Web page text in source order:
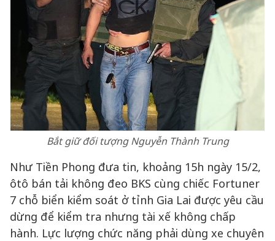
Bắt giữ đối tượng Nguyễn Thành Trung
Như Tiền Phong đưa tin, khoảng 15h ngày 15/2,
ôtô bán tải không đeo BKS cùng chiếc Fortuner
7 chỗ biển kiểm soát ở tỉnh Gia Lai được yêu cầu
dừng để kiểm tra nhưng tài xế không chấp
hành. Lực lượng chức năng phải dùng xe chuyên